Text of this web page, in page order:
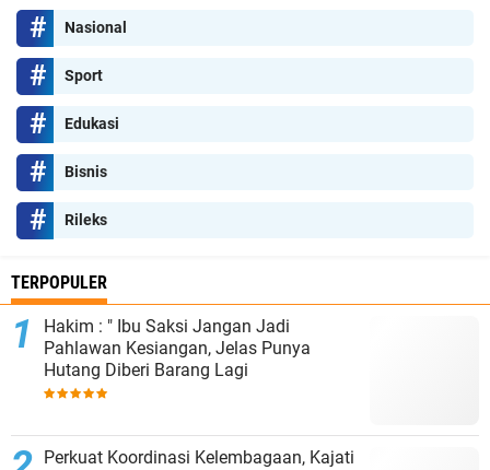
Nasional
Sport
Edukasi
Bisnis
Rileks
TERPOPULER
Hakim : " Ibu Saksi Jangan Jadi
Pahlawan Kesiangan, Jelas Punya
Hutang Diberi Barang Lagi
Perkuat Koordinasi Kelembagaan, Kajati